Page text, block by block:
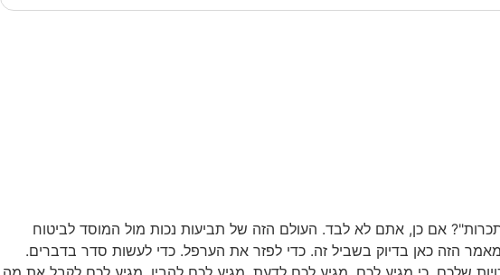
אם כן, אתם לא לבד. העולם הזה של תביעות נכות מול המוסד לביטוח
הזה כאן בדיוק בשביל זה. כדי לפזר את הערפל. כדי לעשות סדר בדברים.